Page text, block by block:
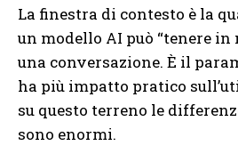
La finestra di contesto è la
un modello AI può “tenere in
una conversazione. È il
ha più impatto pratico
su questo terreno le
sono enormi.